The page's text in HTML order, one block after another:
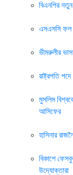
বিএনপির
এসএসসি ফল
ভীমরুলীর
রাষ্ট্রপতি
মুসলিম
আসিফের
হাসিনার
বিকাশে
উদ্যোক্তারা